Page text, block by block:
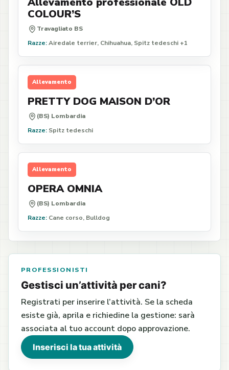
COLOUR’S
Travagliato BS
Razze:Airedale terrier, Chihuahua, Spitz tedeschi +1
Allevamento
PRETTY DOG MAISON D’OR
(BS) Lombardia
Razze: Spitz tedeschi
Allevamento
OPERA OMNIA
(BS) Lombardia
Razze: Cane corso, Bulldog
PROFESSIONISTI
Gestisci un’attività per cani?
Registrati per inserire l’attività. Se la scheda
esiste già, aprila e richiedine la gestione: sarà
associata al tuo account dopo approvazione.
Inserisci la tua attività